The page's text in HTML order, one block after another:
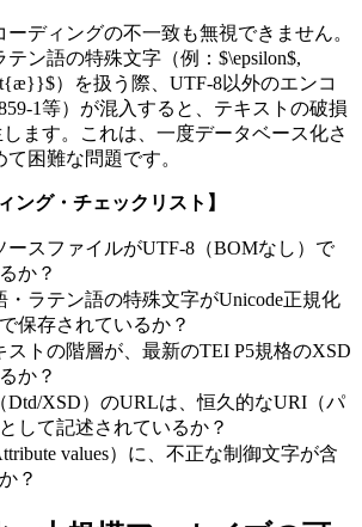
ディングの不一致も無視できません。
ン語の特殊文字（例：$\epsilon$,
）を扱う際、UTF-8以外のエンコ
1等）が混入すると、テキストの破損
します。これは、一度データベース化さ
困難な問題です。
ング・チェックリスト】
ースファイルがUTF-8（BOMなし）で
か？
・ラテン語の特殊文字がUnicode正規化
保存されているか？
ストの階層が、最新のTEI P5規格のXSD
か？
Dtd/XSD）のURLは、恒久的なURI（パ
して記述されているか？
values）に、不正な制御文字が含
？